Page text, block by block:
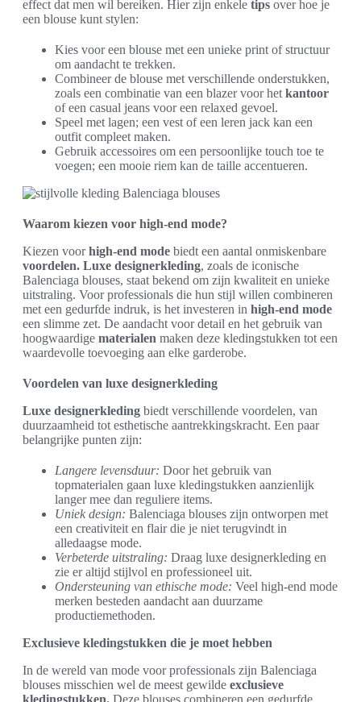
effect dat men wil bereiken. Hier zijn enkele tips over hoe je
een blouse kunt stylen:
Kies voor een blouse met een unieke print of structuur
om aandacht te trekken.
Combineer de blouse met verschillende onderstukken,
zoals een combinatie van een blazer voor het kantoor
of een casual jeans voor een relaxed gevoel.
Speel met lagen; een vest of een leren jack kan een
outfit compleet maken.
Gebruik accessoires om een persoonlijke touch toe te
voegen; een mooie riem kan de taille accentueren.
Waarom kiezen voor high-end mode?
Kiezen voorhigh-end mode biedt een aantal onmiskenbare
voordelen. Luxe designerkleding, zoals de iconische
Balenciaga blouses, staat bekend om zijn kwaliteit en unieke
uitstraling. Voor professionals die hun stijl willen combineren
met een gedurfde indruk, is het investeren in high-end mode
een slimme zet. De aandacht voor detail en het gebruik van
hoogwaardige materialen maken deze kledingstukken tot een
waardevolle toevoeging aan elke garderobe.
Voordelen van luxe designerkleding
Luxe designerkleding biedt verschillende voordelen, van
duurzaamheid tot esthetische aantrekkingskracht. Een paar
belangrijke punten zijn:
Langere levensduur: Door het gebruik van
topmaterialen gaan luxe kledingstukken aanzienlijk
langer mee dan reguliere items.
Uniek design: Balenciaga blouses zijn ontworpen met
een creativiteit en flair die je niet terugvindt in
alledaagse mode.
Verbeterde uitstraling: Draag luxe designerkleding en
zie er altijd stijlvol en professioneel uit.
Ondersteuning van ethische mode: Veel high-end mode
merken besteden aandacht aan duurzame
productiemethoden.
Exclusieve kledingstukken die je moet hebben
In de wereld van mode voor professionals zijn Balenciaga
blouses misschien wel de meest gewilde exclusieve
kledingstukken. Deze blouses combineren een gedurfde